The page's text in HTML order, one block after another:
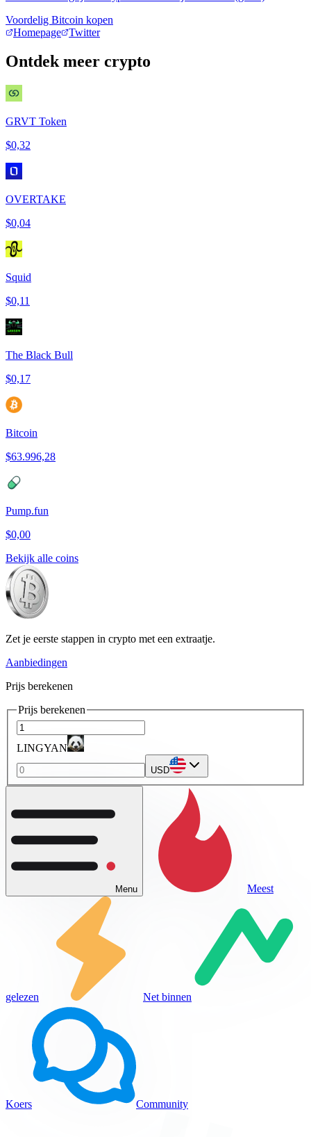
Voordelig Bitcoin kopen
Homepage
Twitter
Ontdek meer crypto
GRVT Token
$0,32
OVERTAKE
$0,04
Squid
$0,11
The Black Bull
$0,17
Bitcoin
$63.996,28
Pump.fun
$0,00
Bekijk alle coins
Zet je eerste stappen in crypto met een extraatje.
Aanbiedingen
Prijs berekenen
Prijs berekenen
LINGYAN
USD
Menu Meest
gelezen Net binnen
Koers Community